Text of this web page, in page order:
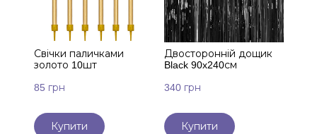
Свічки паличками
золото 10шт
85 грн
Купити
Двосторонній дощик
Black 90x240см
340 грн
Купити